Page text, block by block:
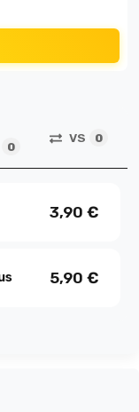
0
VS 0
3,90 €
5,90 €